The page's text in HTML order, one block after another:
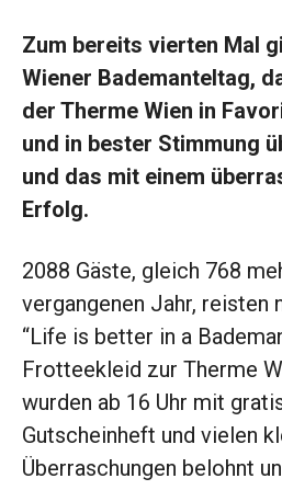
Zum bereits vierten Mal
Wiener Bademanteltag,
der Therme Wien in
und in bester Stimmung
und das mit einem
Erfolg.
2088 Gäste, gleich 768
vergangenen Jahr, reisten
“Life is better in a
Frotteekleid zur Therme
wurden ab 16 Uhr mit
Gutscheinheft und vielen
Überraschungen belohnt